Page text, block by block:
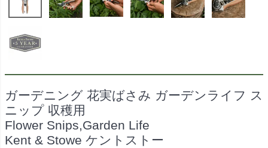
ガーデニング 花実ばさみ ガーデンライフ ス
ニップ 収穫用
Flower Snips,Garden Life
Kent & Stowe ケントストー